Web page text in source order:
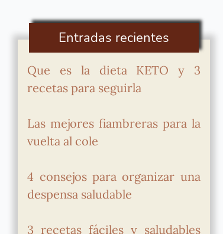
Entradas recientes
Que es la dieta KETO y 3
recetas para seguirla
Las mejores fiambreras para la
vuelta al cole
4 consejos para organizar una
despensa saludable
3 recetas fáciles y saludables